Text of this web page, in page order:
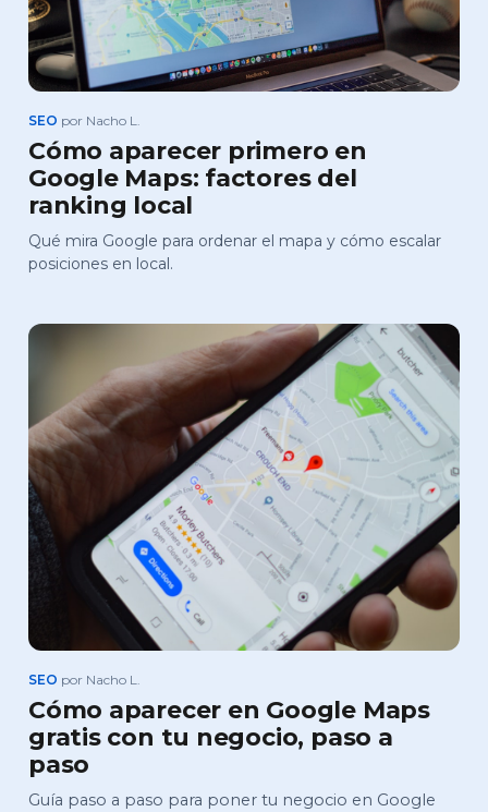
SEO por Nacho L.
Cómo aparecer primero en
Google Maps: factores del
ranking local
Qué mira Google para ordenar el mapa y cómo escalar
posiciones en local.
SEO por Nacho L.
Cómo aparecer en Google Maps
gratis con tu negocio, paso a
paso
Guía paso a paso para poner tu negocio en Google